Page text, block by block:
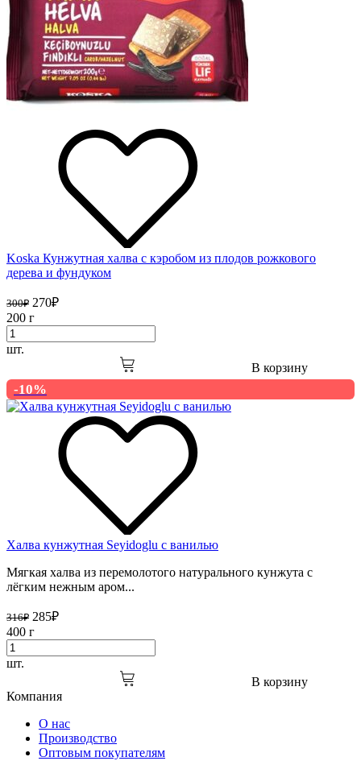
Koska Кунжутная халва с кэробом из плодов рожкового
дерева и фундуком
300₽ 270₽
200 г
шт.
В корзину
-10%
Халва кунжутная Seyidoglu с ванилью
Мягкая халва из перемолотого натурального кунжута с
лёгким нежным аром...
316₽ 285₽
400 г
шт.
В корзину
Компания
О нас
Производство
Оптовым покупателям